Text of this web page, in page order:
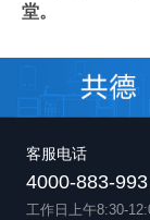
堂。
客服电话
4000-883-
工作日上午8:30-